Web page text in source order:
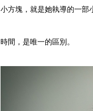
小方塊，就是她執導的一部
時間，是唯一的區別。